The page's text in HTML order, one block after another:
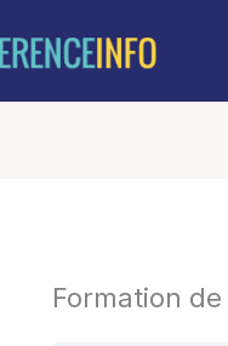
Formation